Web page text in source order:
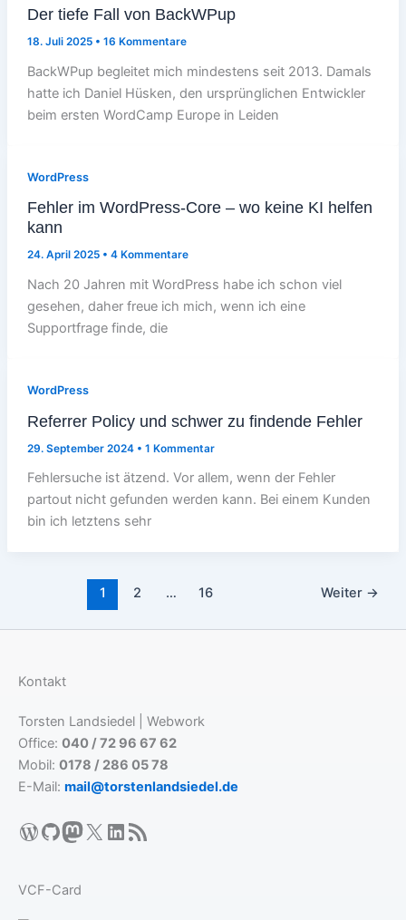
Der tiefe Fall von BackWPup
18. Juli 2025 • 16 Kommentare
BackWPup begleitet mich mindestens seit 2013. Damals
hatte ich Daniel Hüsken, den ursprünglichen Entwickler
beim ersten WordCamp Europe in Leiden
WordPress
Fehler im WordPress-Core – wo keine KI helfen
kann
24. April 2025 • 4 Kommentare
Nach 20 Jahren mit WordPress habe ich schon viel
gesehen, daher freue ich mich, wenn ich eine
Supportfrage finde, die
WordPress
Referrer Policy und schwer zu findende Fehler
29. September 2024 • 1 Kommentar
Fehlersuche ist ätzend. Vor allem, wenn der Fehler
partout nicht gefunden werden kann. Bei einem Kunden
bin ich letztens sehr
1 2 … 16 Weiter →
Kontakt
Torsten Landsiedel | Webwork
Office: 040 / 72 96 67 62
Mobil: 0178 / 286 05 78
E-Mail: mail@torstenlandsiedel.de
WordPress
GitHub
Mastodon
X LinkedIn
RSS-Feed
VCF-Card